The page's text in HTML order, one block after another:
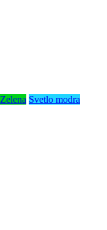
Zelena Svetlo modra